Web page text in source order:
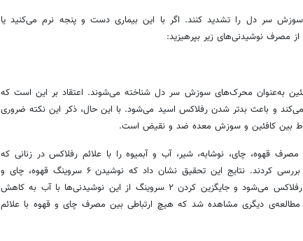
سر دل را تشدید کنند. اگر با این بیماری دست و پنجه نرم می‌کنید یا
از مصرف نوشیدنی‌های زیر بپرهیزید:
به‌عنوان محرک‌های سوزش سر دل شناخته می‌شوند. اعتقاد بر این است که
و باعث بدتر شدن رفلاکس اسید می‌شود. با این حال، ذکر این نکته ضروری
بین کافئین و سوزش معده ضد و نقیض است.
قهوه، چای، نوشابه، شیر، آب و آبمیوه را با علائم رفلاکس در زنانی که
سابقه‌ی ابتلا به GERD را نداشتند بررسی کردند. نتایج این تحقیق نشان داد که نوشیدن ۶ سروینگ قهوه، چای و
نوشابه در روز باعث افزایش علائم رفلاکس می‌شود و جایگزین کردن ۲ سروینگ از این نوشیدنی‌ها با آب به کاهش
مطالعه‌ی دیگری مشاهده شد که هیچ ارتباطی بین مصرف چای و قهوه با علائم